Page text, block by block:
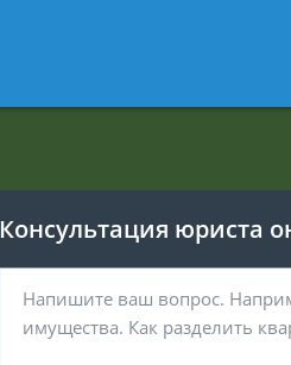
-
Консультация юриста